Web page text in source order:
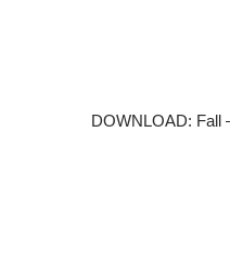
DOWNLOAD: Fall